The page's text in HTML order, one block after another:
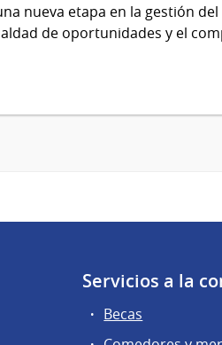
nueva etapa en la gestión
de oportunidades y el
Servicios a la
Becas